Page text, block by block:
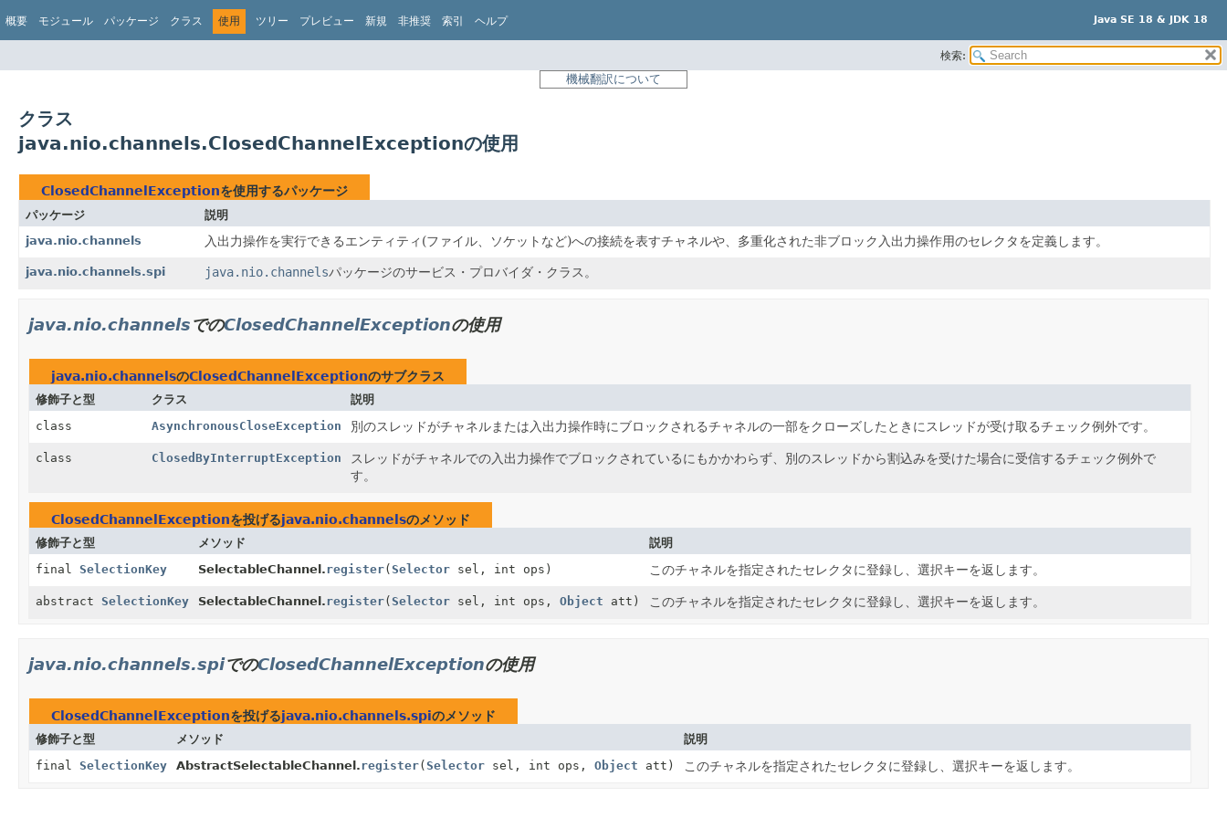
Java SE 18 & JDK 18
概要 モジュール パッケージ クラス 使用 ツリー プレビュー 新規 非推奨 索引 ヘルプ
検索:
機械翻訳について
クラス
java.nio.channels.ClosedChannelExceptionの使用
ClosedChannelExceptionを使用するパッケージ
パッケージ
説明
java.nio.channels
入出力操作を実行できるエンティティ(ファイル、ソケットなど)への接続を表すチャネルや、多重化された非ブロック入出力操作用のセレクタを定義します。
java.nio.channels.spi java.nio.channelsパッケージのサービス・プロバイダ・クラス。
java.nio.channelsでのClosedChannelExceptionの使用
java.nio.channelsのClosedChannelExceptionのサブクラス
修飾子と型 クラス
説明
class
AsynchronousCloseException 別のスレッドがチャネルまたは入出力操作時にブロックされるチャネルの一部をクローズしたときにスレッドが受け取るチェック例外です。
class ClosedByInterruptException
スレッドがチャネルでの入出力操作でブロックされているにもかかわらず、別のスレッドから割込みを受けた場合に受信するチェック例外で
す。
ClosedChannelExceptionを投げるjava.nio.channelsのメソッド
修飾子と型 メソッド
説明
final SelectionKey SelectableChannel.register(Selector sel, int ops) このチャネルを指定されたセレクタに登録し、選択キーを返します。
abstract SelectionKey SelectableChannel.register(Selector sel, int ops, Object att) このチャネルを指定されたセレクタに登録し、選択キーを返します。
java.nio.channels.spiでのClosedChannelExceptionの使用
ClosedChannelExceptionを投げるjava.nio.channels.spiのメソッド
修飾子と型 メソッド
説明
final SelectionKey AbstractSelectableChannel.register(Selector sel, int ops, Object att) このチャネルを指定されたセレクタに登録し、選択キーを返します。